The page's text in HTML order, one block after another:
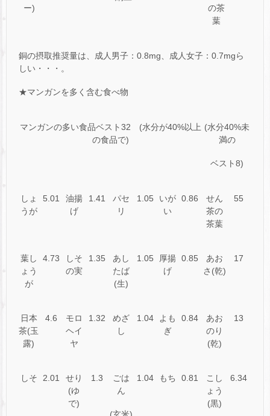
ー)
の茶
葉
銅の摂取推奨量は、成人男子：0.8mg、成人女子：0.7mgら
しい・・・。
★マンガンを多く含む食べ物
マンガンの多い食品ベスト32 (水分が40%以上
の食品で)
(水分40%未
満の
ベスト8)
しょ
うが
5.01
油揚
げ
1.41
パセ
リ
1.05
いが
い
0.86
せん
茶の
茶葉
55
葉し
ょう
が
4.73
しそ
の実
1.35
あし
たば
(生)
1.05
厚揚
げ
0.85
あお
さ(乾)
17
日本
茶(玉
露)
4.6
モロ
ヘイ
ヤ
1.32
めざ
し
1.04
よも
ぎ
0.84
あお
のり
(乾)
13
しそ 2.01
せり
(ゆ
で)
1.3
ごは
ん
(玄米)
1.04 もち 0.81
こし
ょう
(黒)
6.34